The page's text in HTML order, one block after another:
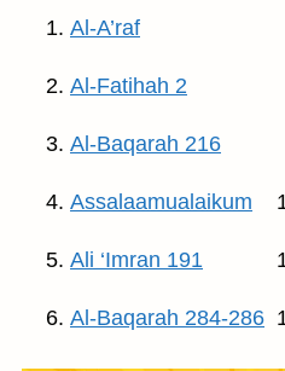
Al-A’raf
Al-Fatihah 2
Al-Baqarah 216
Assalaamualaikum
Ali ‘Imran 191
Al-Baqarah 284-286